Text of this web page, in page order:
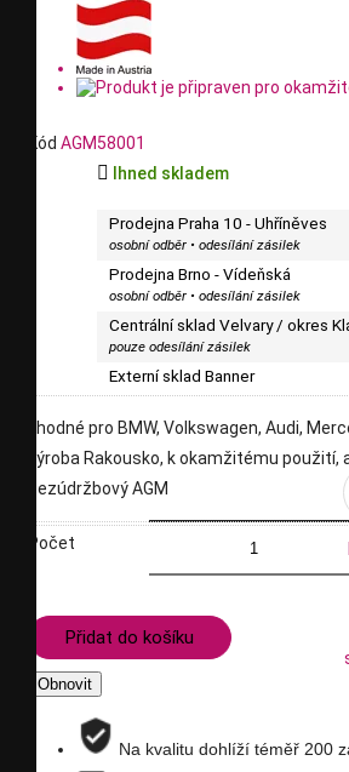
Kód AGM58001
 Ihned skladem
Prodejna Praha 10 - Uhříněves
osobní odběr • odesílání zásilek
Prodejna Brno - Vídeňská
osobní odběr • odesílání zásilek
Centrální sklad Velvary / okres
pouze odesílání zásilek
Externí sklad Banner
vhodné pro BMW, Volkswagen, Audi,
výroba Rakousko, k okamžitému použití,
bezúdržbový AGM
Počet
Přidat do košíku
Na kvalitu dohlíží téměř 200